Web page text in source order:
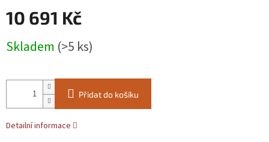
10 691 Kč
cena:
Skladem (>5 ks)
Přidat do košíku
Detailní informace